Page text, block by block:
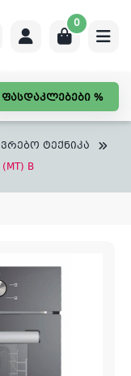
0
ფასდაკლებები %
ტექნიკა
B